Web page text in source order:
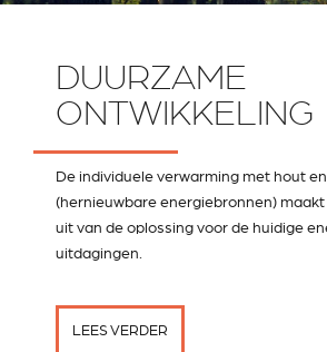
DUURZAME
ONTWIKKELING
De individuele verwarming met hout
(hernieuwbare energiebronnen)
uit van de oplossing voor de huidige
uitdagingen.
LEES VERDER